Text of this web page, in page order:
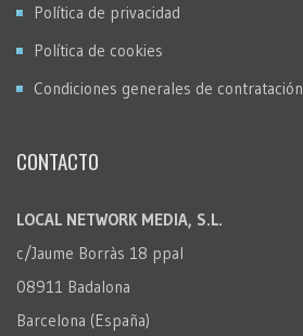
Política de privacidad
Política de cookies
Condiciones generales de contratación
CONTACTO
LOCAL NETWORK MEDIA, S.L.
c/Jaume Borràs 18 ppal
08911 Badalona
Barcelona (España)